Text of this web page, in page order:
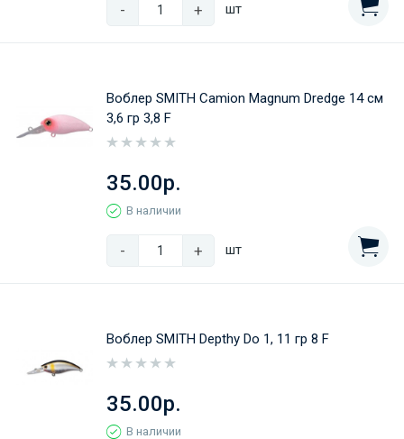
- + шт
Воблер SMITH Camion Magnum Dredge 14 cм
3,6 гр 3,8 F
35.00р.
В наличии
- + шт
Воблер SMITH Depthy Do 1, 11 гр 8 F
35.00р.
В наличии